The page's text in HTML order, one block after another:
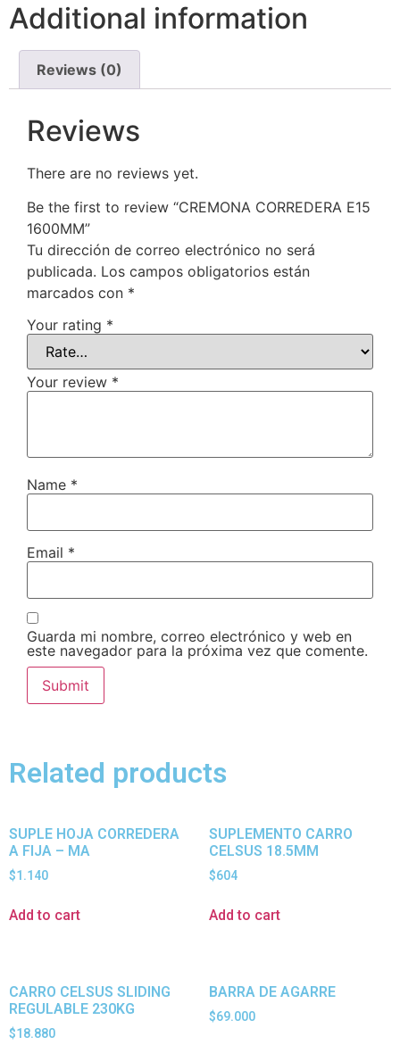
Additional information
Reviews (0)
Reviews
There are no reviews yet.
Be the first to review “CREMONA CORREDERA E15
1600MM”
Tu dirección de correo electrónico no será
publicada. Los campos obligatorios están
marcados con *
Your rating *
Your review *
Name *
Email *
Guarda mi nombre, correo electrónico y web en
este navegador para la próxima vez que comente.
Related products
SUPLE HOJA CORREDERA
A FIJA – MA
$1.140
Add to cart
SUPLEMENTO CARRO
CELSUS 18.5MM
$604
Add to cart
CARRO CELSUS SLIDING
REGULABLE 230KG
$18.880
BARRA DE AGARRE
$69.000